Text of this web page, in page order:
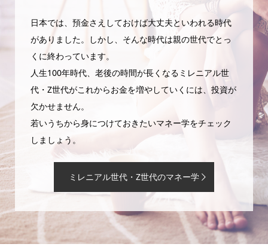
日本では、預金さえしておけば大丈夫といわれる時代
がありました。しかし、そんな時代は親の世代でとっ
くに終わっています。
人生100年時代、老後の時間が長くなるミレニアル世
代・Z世代がこれからお金を増やしていくには、投資が
欠かせません。
若いうちから身につけておきたいマネー学をチェック
しましょう。
ミレニアル世代・Z世代のマネー学